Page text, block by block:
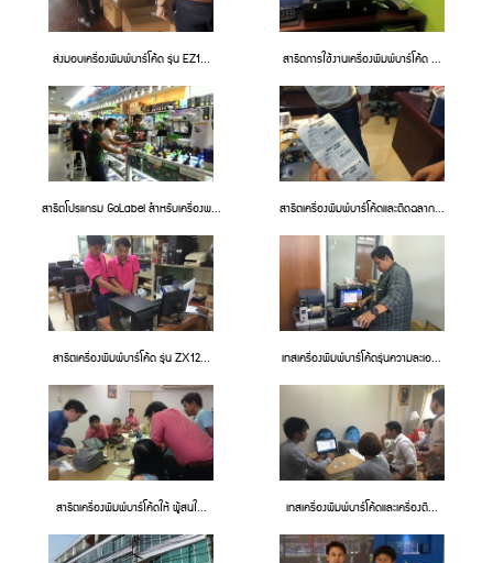
ส่งมอบเครื่องพิมพ์บาร์โค้ด รุ่น EZ1... สาธิตการใช้งานเครื่องพิมพ์บาร์โค้ด ...
สาธิตโปรแกรม GoLabel สำหรับเครื่องพ... สาธิตเครื่องพิมพ์บาร์โค้ดและติดฉลาก...
สาธิตเครื่องพิมพ์บาร์โค้ด รุ่น ZX12... เทสเครื่องพิมพ์บาร์โค้ดรุ่นความละเอ...
สาธิตเครื่องพิมพ์บาร์โค้ดให้ ผู้สนใ... เทสเครื่องพิมพ์บาร์โค้ดและเครื่องติ...